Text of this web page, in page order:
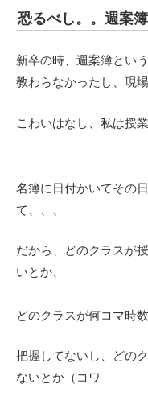
恐るべし。。週案
新卒の時、週案簿とい
教わらなかったし、現
こわいはなし、私は授
名簿に日付かいてその
て、、、
だから、どのクラスが
いとか、
どのクラスが何コマ時
把握してないし、どの
ないとか（コワ